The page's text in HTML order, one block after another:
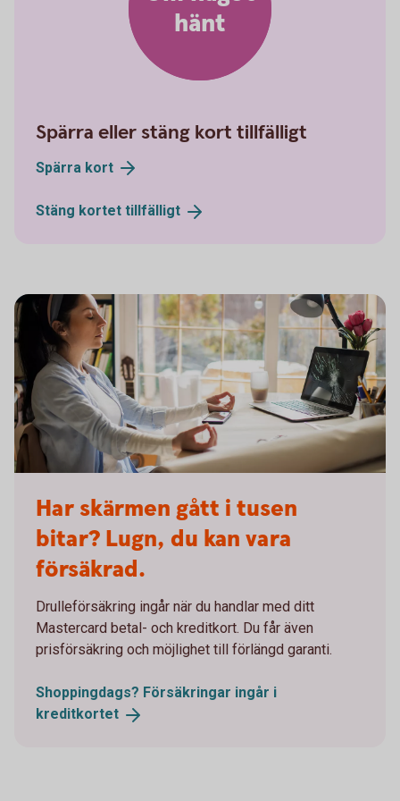
hänt
Spärra eller stäng kort tillfälligt
Spärra kort
Stäng kortet tillfälligt
Har skärmen gått i tusen
bitar? Lugn, du kan vara
försäkrad.
Drulleförsäkring ingår när du handlar med ditt
Mastercard betal- och kreditkort. Du får även
prisförsäkring och möjlighet till förlängd garanti.
Shoppingdags? Försäkringar ingår i
kreditkortet